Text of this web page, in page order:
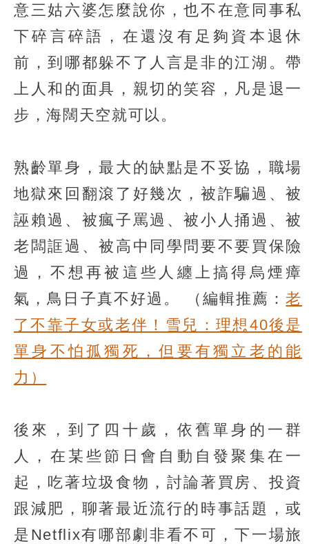
意三姑六婆怎麼說你，也不在意同事私
下碎言碎語，在還沒有足夠資本退休
前，到哪都躲不了人言是非的江湖。帶
上人和的面具，親切的笑容，凡是退一
步，海闊天空就可以。
熟齡單身，最大的缺點是不妥協，職場
地獄來回翻滾了好幾次，被詐騙過、被
誣賴過、被瘋子罵過、被小人捅過、被
老闆誆過、被高中同學問要不要買保險
過，不想再被這些人纏上搞得烏煙瘴
氣，鳥日子真不好過。
（編輯推薦：老
了不靠子女或老伴！雪兒：理想40後是
單身不怕孤獨死，但要有獨立老的能
力）
後來，到了四十歲，依舊單身的一群
人，在某些節日會自動自發聚集在一
起，吃著垃圾食物，討論著買房、投資
跟減肥，聊著最近流行的時事話題，或
是Netflix有哪部劇非看不可，下一場旅